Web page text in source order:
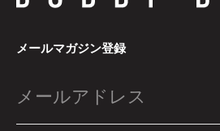
メールマガジン登録